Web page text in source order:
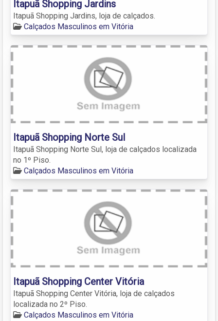
Itapuã Shopping Jardins
Itapuã Shopping Jardins, loja de calçados.
Calçados Masculinos em Vitória
Itapuã Shopping Norte Sul
Itapuã Shopping Norte Sul, loja de calçados localizada
no 1º Piso.
Calçados Masculinos em Vitória
Itapuã Shopping Center Vitória
Itapuã Shopping Center Vitória, loja de calçados
localizada no 2º Piso.
Calçados Masculinos em Vitória